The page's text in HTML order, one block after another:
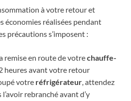
à votre retour et
économies réalisées pendant
précautions s’imposent :
remise en route de votrechauffe-
heures avant votre retour
votre réfrigérateur, attendez
rebranché avant d’y